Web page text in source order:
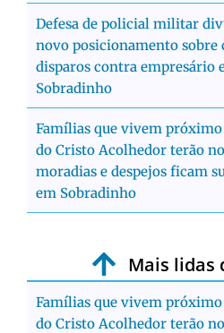
Defesa de policial militar
novo posicionamento sobre
disparos contra empresário
Sobradinho
Famílias que vivem
do Cristo Acolhedor terão
moradias e despejos ficam
em Sobradinho
Mais lidas
Famílias que vivem
do Cristo Acolhedor terão